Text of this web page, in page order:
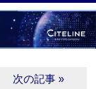
次の記事 »